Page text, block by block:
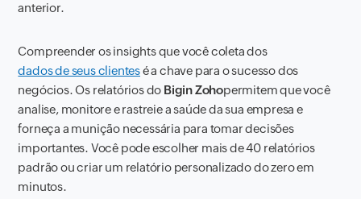
anterior.
Compreender os insights que você coleta dos
dados de seus clientesé a chave para o sucesso dos
negócios. Os relatórios do Bigin Zohopermitem que você
analise, monitore e rastreie a saúde da sua empresa e
forneça a munição necessária para tomar decisões
importantes. Você pode escolher mais de 40 relatórios
padrão ou criar um relatório personalizado do zero em
minutos.